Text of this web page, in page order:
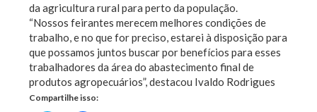
da agricultura rural para perto da população.
“Nossos feirantes merecem melhores condições de
trabalho, e no que for preciso, estarei à disposição para
que possamos juntos buscar por benefícios para esses
trabalhadores da área do abastecimento final de
produtos agropecuários”, destacou Ivaldo Rodrigues
Compartilhe isso: